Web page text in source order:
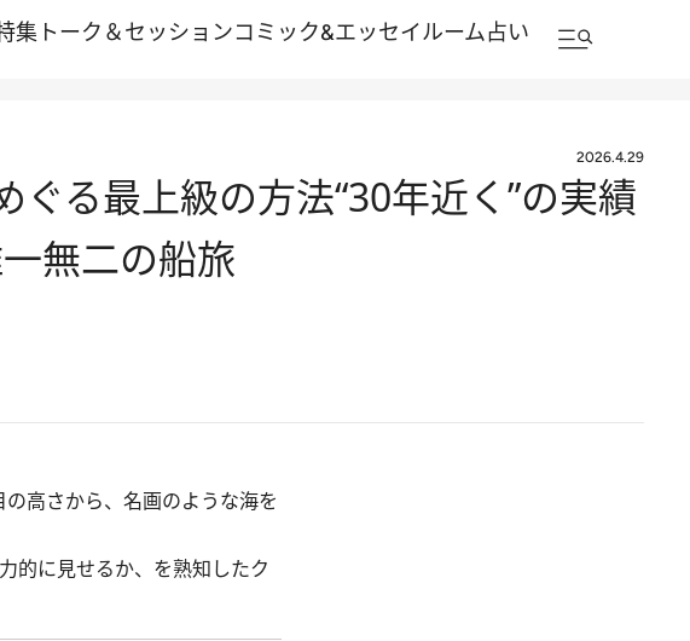
集 トーク＆セッションコミック&エッセイルーム占い
2026.4.29
ぐる最上級の方法“30年近く”の実績
無二の船旅
高さから、名画のような海を
的に見せるか、を熟知したク